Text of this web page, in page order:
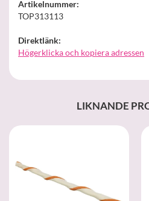
Artikelnummer:
TOP313113
Direktlänk:
Högerklicka och kopiera adressen
LIKNANDE